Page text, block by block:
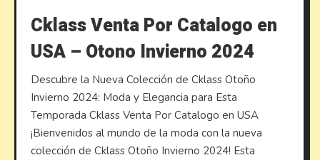
Cklass Venta Por Catalogo en
USA – Otono Invierno 2024
Descubre la Nueva Colección de Cklass Otoño
Invierno 2024: Moda y Elegancia para Esta
Temporada Cklass Venta Por Catalogo en USA
¡Bienvenidos al mundo de la moda con la nueva
colección de Cklass Otoño Invierno 2024! Esta